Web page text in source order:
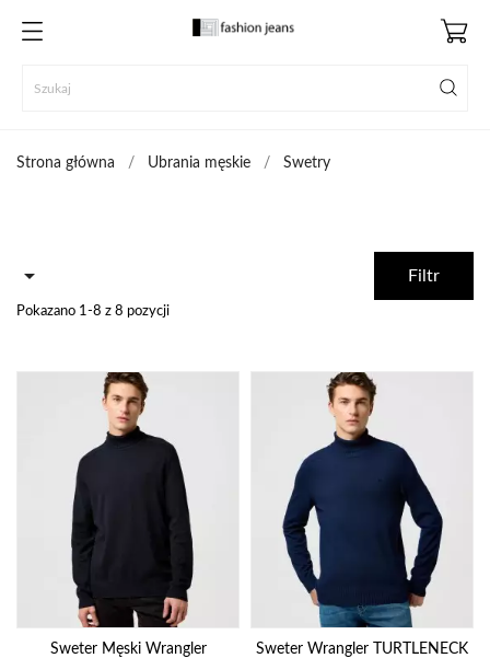
Strona główna Ubrania męskie Swetry
 Filtr
Pokazano 1-8 z 8 pozycji
Sweter Męski Wrangler
Sweter Wrangler TURTLENECK